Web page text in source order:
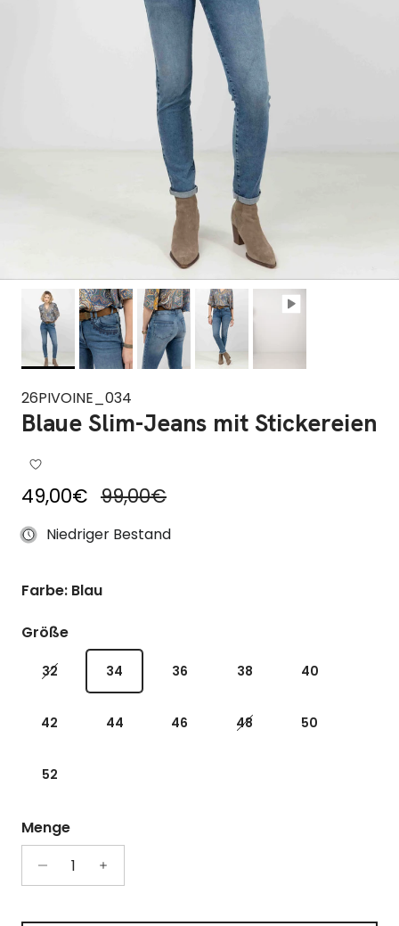
26PIVOINE_034
Blaue Slim-Jeans mit Stickereien
Reduzierter Preis
49,00€ Regulärer Preis
99,00€
Niedriger Bestand
Farbe: Blau
Größe
32 34 36 38 40
42 44 46 48 50
52
Menge